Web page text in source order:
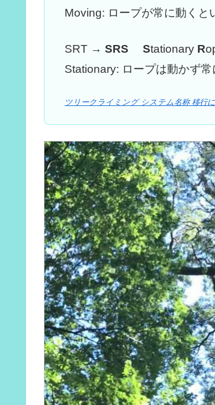
Moving: ロープが常に動くと
SRT →SRS Stationary R
Stationary: ロープは動かず
ツリークライミング システム名称 移行